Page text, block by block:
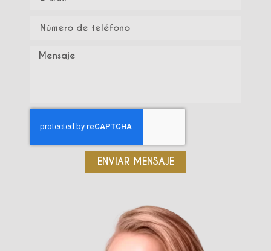
ENVIAR MENSAJE